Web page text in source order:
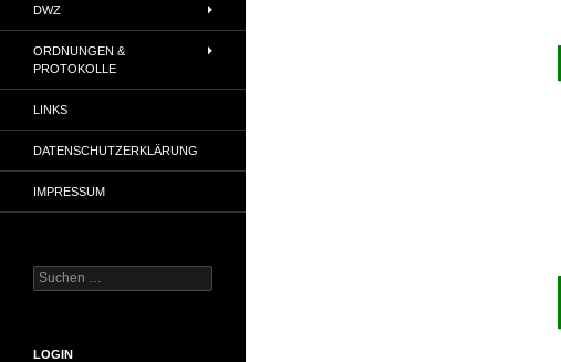
DWZ
ORDNUNGEN &
PROTOKOLLE
LINKS
DATENSCHUTZERKLÄRUNG
IMPRESSUM
Suchen
nach:
LOGIN